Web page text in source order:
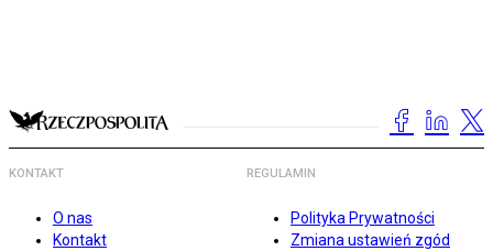
KONTAKT
O nas
Kontakt
REGULAMIN
Polityka Prywatności
Zmiana ustawień zgód